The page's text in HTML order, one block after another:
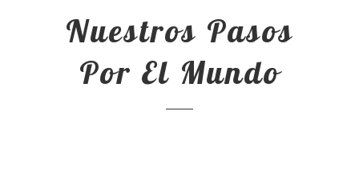
Nuestros Pasos
Por El Mundo